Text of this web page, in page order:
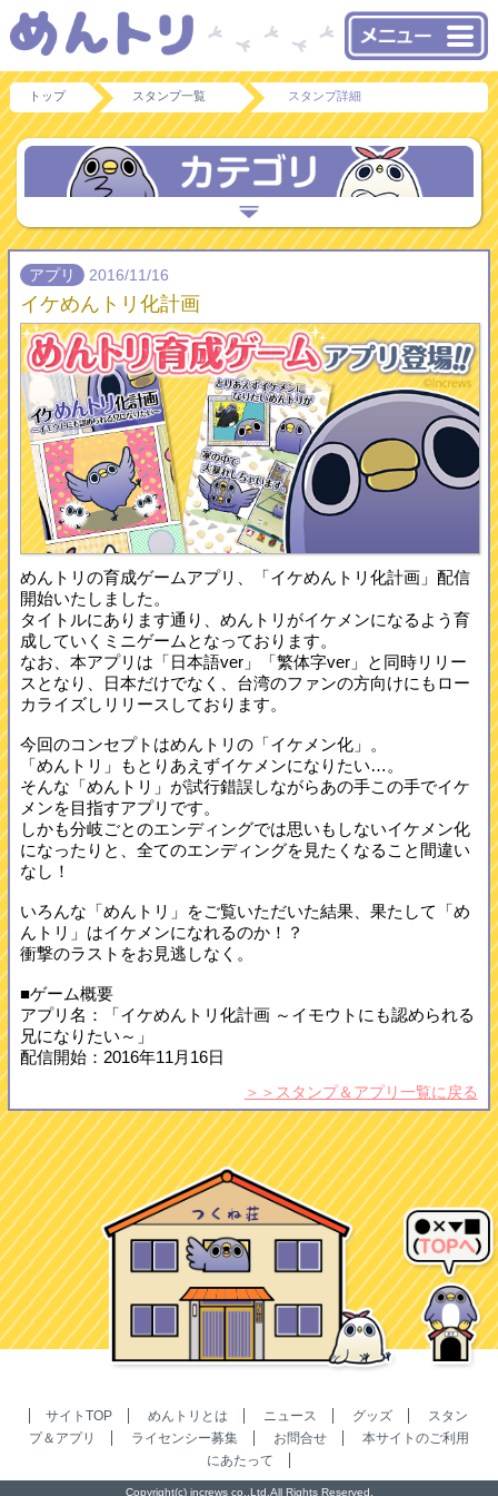
トップ スタンプ一覧 スタンプ詳細
アプリ 2016/11/16
イケめんトリ化計画
めんトリの育成ゲームアプリ、「イケめんトリ化計画」配信
開始いたしました。
タイトルにあります通り、めんトリがイケメンになるよう育
成していくミニゲームとなっております。
なお、本アプリは「日本語ver」「繁体字ver」と同時リリー
スとなり、日本だけでなく、台湾のファンの方向けにもロー
カライズしリリースしております。
今回のコンセプトはめんトリの「イケメン化」。
「めんトリ」もとりあえずイケメンになりたい…。
そんな「めんトリ」が試行錯誤しながらあの手この手でイケ
メンを目指すアプリです。
しかも分岐ごとのエンディングでは思いもしないイケメン化
になったりと、全てのエンディングを見たくなること間違い
なし！
いろんな「めんトリ」をご覧いただいた結果、果たして「め
んトリ」はイケメンになれるのか！？
衝撃のラストをお見逃しなく。
■ゲーム概要
アプリ名：「イケめんトリ化計画 ～イモウトにも認められる
兄になりたい～」
配信開始：2016年11月16日
＞＞スタンプ＆アプリ一覧に戻る
サイトTOP めんトリとは ニュース グッズ
スタン
プ＆アプリ
ライセンシー募集 お問合せ
本サイトのご利用
にあたって
Copyright(c) increws co.,Ltd.All Rights Reserved.